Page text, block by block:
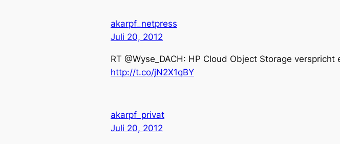
akarpf_netpress
Juli 20, 2012
RT @Wyse_DACH: HP Cloud Object Storage
http://t.co/jN2X1qBY
akarpf_privat
Juli 20, 2012